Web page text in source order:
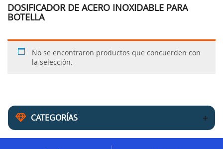
CATEGORÍAS
DOSIFICADOR DE ACERO INOXIDABLE PARA
BOTELLA
No se encontraron productos que concuerden con
la selección.